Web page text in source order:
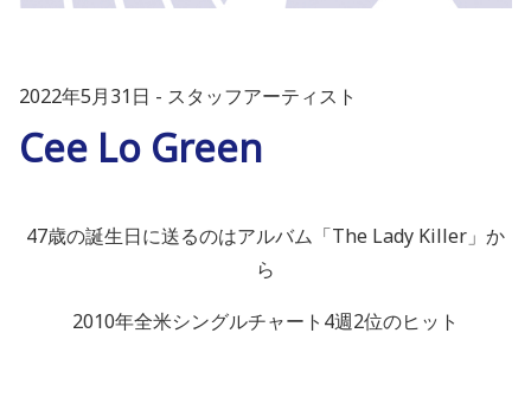
2022年5月31日 スタッフアーティスト
Cee Lo Green
47歳の誕生日に送るのはアルバム「The Lady Killer 」か
ら
2010年全米シングルチャート 4週2位のヒット